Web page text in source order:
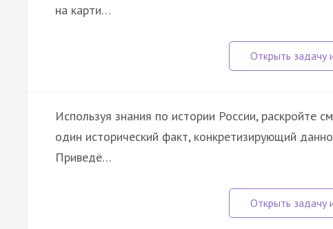
на карти…
Используя знания по истории России, раскройте
один исторический факт, конкретизирующий
Приведё…